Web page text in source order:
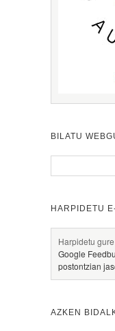
BILATU
HARPIDETU
Harpidetu
Google
postontzian
AZKEN